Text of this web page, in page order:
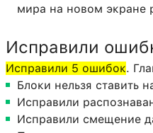
мира на новом экране
Исправили
Исправили 5 ошибок.
Блоки нельзя ставить
Исправили
Исправили смещение